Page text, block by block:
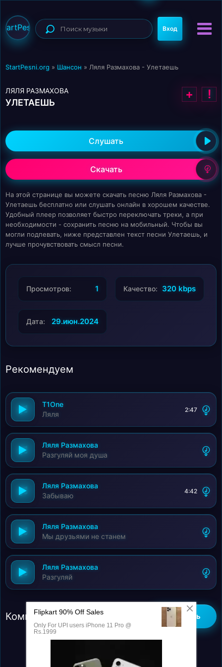
Вход
StartPesni.org » Шансон » Ляля Размахова - Улетаешь
ЛЯЛЯ РАЗМАХОВА
УЛЕТАЕШЬ
+ !
Слушать
Скачать
На этой странице вы можете скачать песню Ляля Размахова -
Улетаешь бесплатно или слушать онлайн в хорошем качестве.
Удобный плеер позволяет быстро переключать треки, а при
необходимости - сохранить песню на мобильный. Чтобы вы
могли подпевать, ниже представлен текст песни Улетаешь, и
лучше прочувствовать смысл песни.
Просмотров: 1 Качество: 320 kbps
Дата: 29.июн.2024
Рекомендуем
T1One
Ляля
2:47
Ляля Размахова
Разгуляй моя душа
Ляля Размахова
Забываю
4:42
Ляля Размахова
Мы друзьями не станем
Ляля Размахова
Разгуляй
Комментарии (0) Добавить